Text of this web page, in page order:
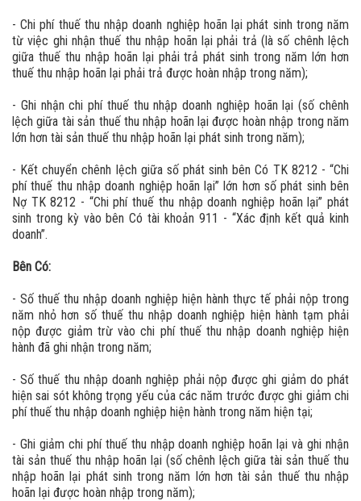
- Chi phí thuế thu nhập doanh nghiệp hoãn lại phát sinh trong năm
từ việc ghi nhận thuế thu nhập hoãn lại phải trả (là số chênh lệch
giữa thuế thu nhập hoãn lại phải trả phát sinh trong năm lớn hơn
thuế thu nhập hoãn lại phải trả được hoàn nhập trong năm);
- Ghi nhận chi phí thuế thu nhập doanh nghiệp hoãn lại (số chênh
lệch giữa tài sản thuế thu nhập hoãn lại được hoàn nhập trong năm
lớn hơn tài sản thuế thu nhập hoãn lại phát sinh trong năm);
- Kết chuyển chênh lệch giữa số phát sinh bên Có TK 8212 - “Chi
phí thuế thu nhập doanh nghiệp hoãn lại” lớn hơn số phát sinh bên
Nợ TK 8212 - “Chi phí thuế thu nhập doanh nghiệp hoãn lại” phát
sinh trong kỳ vào bên Có tài khoản 911 - “Xác định kết quả kinh
doanh”.
Bên Có:
- Số thuế thu nhập doanh nghiệp hiện hành thực tế phải nộp trong
năm nhỏ hơn số thuế thu nhập doanh nghiệp hiện hành tạm phải
nộp được giảm trừ vào chi phí thuế thu nhập doanh nghiệp hiện
hành đã ghi nhận trong năm;
- Số thuế thu nhập doanh nghiệp phải nộp được ghi giảm do phát
hiện sai sót không trọng yếu của các năm trước được ghi giảm chi
phí thuế thu nhập doanh nghiệp hiện hành trong năm hiện tại;
- Ghi giảm chi phí thuế thu nhập doanh nghiệp hoãn lại và ghi nhận
tài sản thuế thu nhập hoãn lại (số chênh lệch giữa tài sản thuế thu
nhập hoãn lại phát sinh trong năm lớn hơn tài sản thuế thu nhập
hoãn lại được hoàn nhập trong năm);